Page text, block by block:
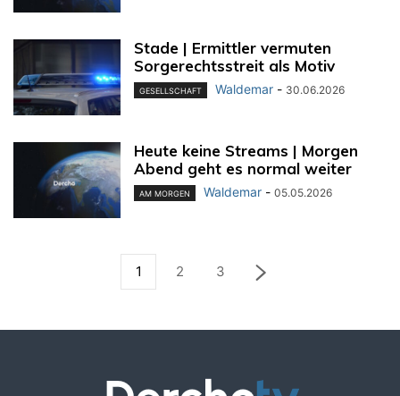
Stade | Ermittler vermuten
Sorgerechtsstreit als Motiv
GESELLSCHAFT Waldemar - 30.06.2026
Heute keine Streams | Morgen
Abend geht es normal weiter
AM MORGEN Waldemar - 05.05.2026
1 2 3